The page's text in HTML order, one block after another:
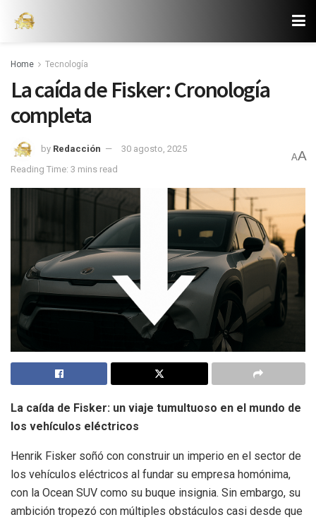
Home Tecnología
La caída de Fisker: Cronología
completa
by Redacción
30 agosto, 2025
Reading Time: 3 mins read
AA
La caída de Fisker: un viaje tumultuoso en el mundo de
los vehículos eléctricos
Henrik Fisker soñó con construir un imperio en el sector de
los vehículos eléctricos al fundar su empresa homónima,
con la Ocean SUV como su buque insignia. Sin embargo, su
ambición tropezó con múltiples obstáculos casi desde que